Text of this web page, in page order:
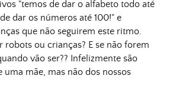
"temos de dar o alfabeto todo até
dar os números até 100!" e
que não seguirem este ritmo.
robots ou crianças? E se não forem
vão ser?? Infelizmente são
uma mãe, mas não dos nossos